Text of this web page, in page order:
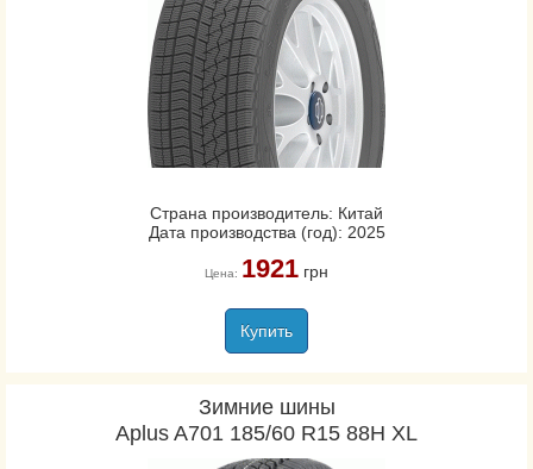
Страна производитель: Китай
Дата производства (год): 2025
Цена: 1921грн
Купить
Зимние шины
Aplus A701 185/60 R15 88H XL